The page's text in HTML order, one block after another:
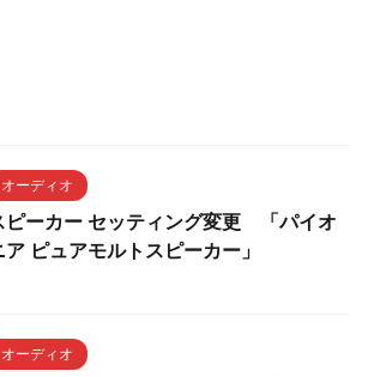
オーディオ
ピーカー セッティング変更 「パイオ
ア ピュアモルトスピーカー」
オーディオ